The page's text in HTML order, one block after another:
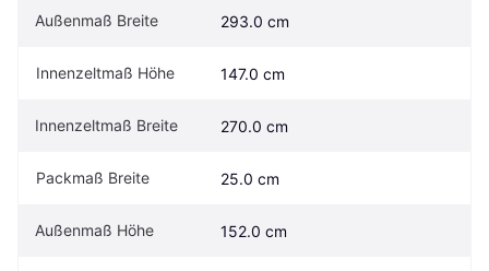
Außenmaß Breite 293.0 cm
Innenzeltmaß Höhe 147.0 cm
Innenzeltmaß Breite 270.0 cm
Packmaß Breite 25.0 cm
Außenmaß Höhe 152.0 cm